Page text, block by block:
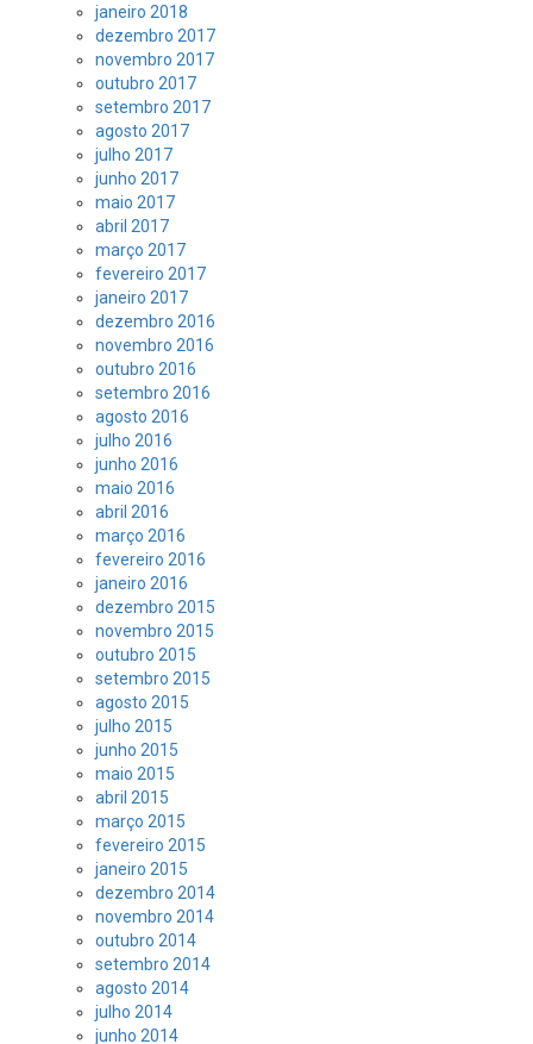
janeiro 2018
dezembro 2017
novembro 2017
outubro 2017
setembro 2017
agosto 2017
julho 2017
junho 2017
maio 2017
abril 2017
março 2017
fevereiro 2017
janeiro 2017
dezembro 2016
novembro 2016
outubro 2016
setembro 2016
agosto 2016
julho 2016
junho 2016
maio 2016
abril 2016
março 2016
fevereiro 2016
janeiro 2016
dezembro 2015
novembro 2015
outubro 2015
setembro 2015
agosto 2015
julho 2015
junho 2015
maio 2015
abril 2015
março 2015
fevereiro 2015
janeiro 2015
dezembro 2014
novembro 2014
outubro 2014
setembro 2014
agosto 2014
julho 2014
junho 2014